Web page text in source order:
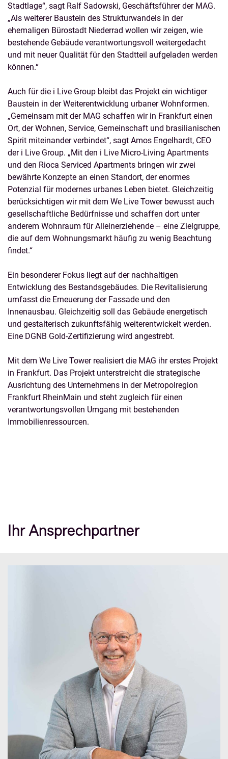
Stadtlage“, sagt Ralf Sadowski, Geschäftsführer der MAG.
„Als weiterer Baustein des Strukturwandels in der
ehemaligen Bürostadt Niederrad wollen wir zeigen, wie
bestehende Gebäude verantwortungsvoll weitergedacht
und mit neuer Qualität für den Stadtteil aufgeladen werden
können.“
Auch für die i Live Group bleibt das Projekt ein wichtiger
Baustein in der Weiterentwicklung urbaner Wohnformen.
„Gemeinsam mit der MAG schaffen wir in Frankfurt einen
Ort, der Wohnen, Service, Gemeinschaft und brasilianischen
Spirit miteinander verbindet“, sagt Amos Engelhardt, CEO
der i Live Group. „Mit den i Live Micro-Living Apartments
und den Rioca Serviced Apartments bringen wir zwei
bewährte Konzepte an einen Standort, der enormes
Potenzial für modernes urbanes Leben bietet. Gleichzeitig
berücksichtigen wir mit dem We Live Tower bewusst auch
gesellschaftliche Bedürfnisse und schaffen dort unter
anderem Wohnraum für Alleinerziehende – eine Zielgruppe,
die auf dem Wohnungsmarkt häufig zu wenig Beachtung
findet.“
Ein besonderer Fokus liegt auf der nachhaltigen
Entwicklung des Bestandsgebäudes. Die Revitalisierung
umfasst die Erneuerung der Fassade und den
Innenausbau. Gleichzeitig soll das Gebäude energetisch
und gestalterisch zukunftsfähig weiterentwickelt werden.
Eine DGNB Gold-Zertifizierung wird angestrebt.
Mit dem We Live Tower realisiert die MAG ihr erstes Projekt
in Frankfurt. Das Projekt unterstreicht die strategische
Ausrichtung des Unternehmens in der Metropolregion
Frankfurt RheinMain und steht zugleich für einen
verantwortungsvollen Umgang mit bestehenden
Immobilienressourcen.
Ihr Ansprechpartner